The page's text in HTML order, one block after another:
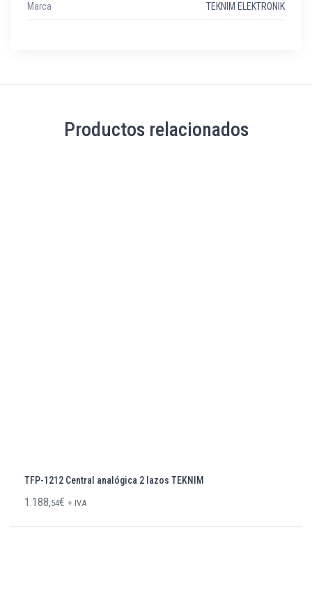
Marca TEKNIM ELEKTRONIK
Productos relacionados
TFP-1212 Central analógica 2 lazos TEKNIM
1.188,54€ + IVA